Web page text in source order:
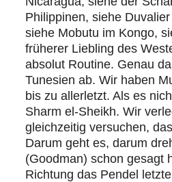
Philippinen, siehe
siehe Mobutu im Kongo,
früherer Liebling des
absolut Routine. Genau
Tunesien ab. Wir haben
bis zu allerletzt. Als es
Sharm el-Sheikh. Wir
gleichzeitig versuchen,
Darum geht es, darum
(Goodman) schon gesagt
Richtung das Pendel